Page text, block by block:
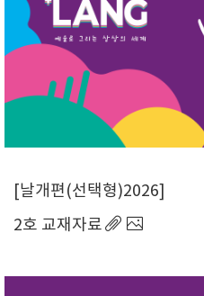
날개편(선택형)2026
2호 교재자료